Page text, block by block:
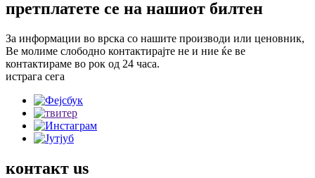
претплатете се на нашиот билтен
За информации во врска со нашите производи или ценовник,
Ве молиме слободно контактирајте не и ние ќе ве
контактираме во рок од 24 часа.
истрага сега
контакт us